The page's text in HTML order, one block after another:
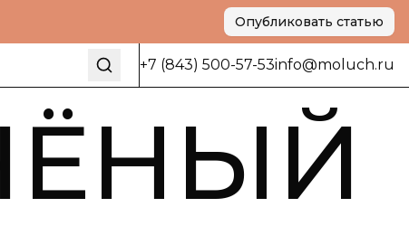
Опубликовать статью
+7 (843) 500-57-53info@moluch.ru